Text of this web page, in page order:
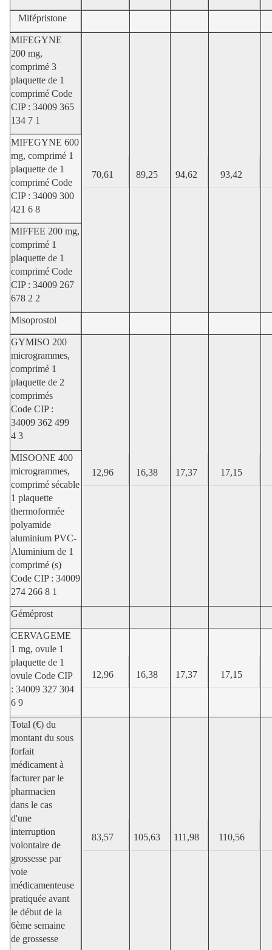
Mifépristone
MIFEGYNE
200 mg,
comprimé 3
plaquette de 1
comprimé Code
CIP : 34009 365
134 7 1
70,61 89,25 94,62 93,42
MIFEGYNE 600
mg, comprimé 1
plaquette de 1
comprimé Code
CIP : 34009 300
421 6 8
MIFFEE 200 mg,
comprimé 1
plaquette de 1
comprimé Code
CIP : 34009 267
678 2 2
Misoprostol
GYMISO 200
microgrammes,
comprimé 1
plaquette de 2
comprimés
Code CIP :
34009 362 499
4 3
12,96 16,38 17,37 17,15
MISOONE 400
microgrammes,
comprimé sécable
1 plaquette
thermoformée
polyamide
aluminium PVC-
Aluminium de 1
comprimé (s)
Code CIP : 34009
274 266 8 1
Géméprost
CERVAGEME
1 mg, ovule 1
plaquette de 1
ovule Code CIP
: 34009 327 304
6 9
12,96 16,38 17,37 17,15
Total (€) du
montant du sous
forfait
médicament à
facturer par le
pharmacien
dans le cas
d'une
interruption
volontaire de
grossesse par
voie
médicamenteuse
pratiquée avant
le début de la
6ème semaine
de grossesse
83,57 105,63 111,98 110,56